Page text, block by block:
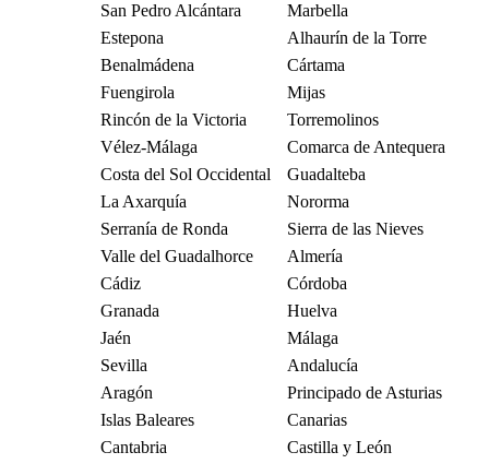
San Pedro Alcántara
Marbella
Estepona
Alhaurín de la Torre
Benalmádena
Cártama
Fuengirola
Mijas
Rincón de la Victoria
Torremolinos
Vélez-Málaga
Comarca de Antequera
Costa del Sol Occidental
Guadalteba
La Axarquía
Nororma
Serranía de Ronda
Sierra de las Nieves
Valle del Guadalhorce
Almería
Cádiz
Córdoba
Granada
Huelva
Jaén
Málaga
Sevilla
Andalucía
Aragón
Principado de Asturias
Islas Baleares
Canarias
Cantabria
Castilla y León